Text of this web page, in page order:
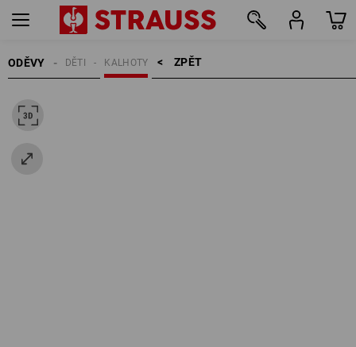
ODĚVY ZPĚT    >
KALHOTY
DĚTI